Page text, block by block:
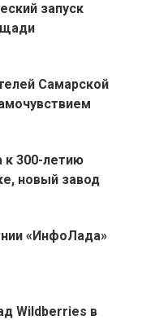
запуск
Самарской
к 300-летию
новый завод
«ИнфоЛада»
Wildberries в